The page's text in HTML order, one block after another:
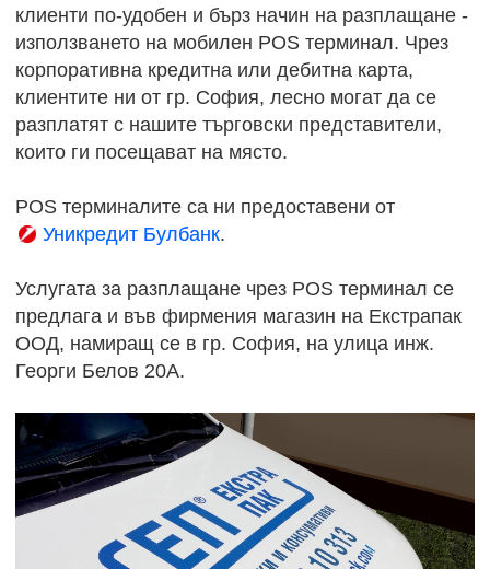
клиенти по-удобен и бърз начин на разплащане -
използването на мобилен POS терминал. Чрез
корпоративна кредитна или дебитна карта,
клиентите ни от гр. София, лесно могат да се
разплатят с нашите търговски представители,
които ги посещават на място.
POS терминалите са ни предоставени от
Уникредит Булбанк.
Услугата за разплащане чрез POS терминал се
предлага и във фирмения магазин на Екстрапак
ООД, намиращ се в гр. София, на улица инж.
Георги Белов 20А.